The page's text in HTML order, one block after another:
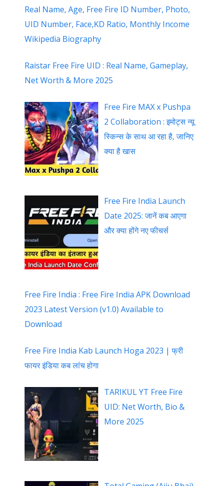
Real Name, Age, Free Fire ID Number, Photo,
UID Number, Face,KD Ratio, Monthly Income
Wikipedia Biography
Raistar Free Fire UID : Real Name, Gameplay,
Net Worth & More 2025
Free Fire MAX x Pushpa
2 Collaboration : इमोट्स न्यू
स्किन्स के साथ आ रहा है, जानिए
क्या है खास
Free Fire India Launch
Date 2025: जानें कब आएगा
और क्या होंगे नए फीचर्स
Free Fire India : Free Fire India APK Download
2023 Latest Version (v1.0) Available to
Download
Free Fire India Kab Launch Hoga 2023 | फ्री
फायर इंडिया कब लांच होगा
TARIKUL YT Free Fire
UID: Net Worth, Bio &
More 2025